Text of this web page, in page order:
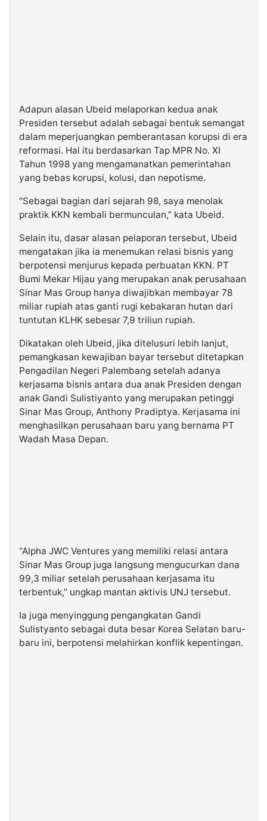
Adapun alasan Ubeid melaporkan kedua anak
Presiden tersebut adalah sebagai bentuk semangat
dalam meperjuangkan pemberantasan korupsi di era
reformasi. Hal itu berdasarkan Tap MPR No. XI
Tahun 1998 yang mengamanatkan pemerintahan
yang bebas korupsi, kolusi, dan nepotisme.
“Sebagai bagian dari sejarah 98, saya menolak
praktik KKN kembali bermunculan,” kata Ubeid.
Selain itu, dasar alasan pelaporan tersebut, Ubeid
mengatakan jika ia menemukan relasi bisnis yang
berpotensi menjurus kepada perbuatan KKN. PT
Bumi Mekar Hijau yang merupakan anak perusahaan
Sinar Mas Group hanya diwajibkan membayar 78
miliar rupiah atas ganti rugi kebakaran hutan dari
tuntutan KLHK sebesar 7,9 triliun rupiah.
Dikatakan oleh Ubeid, jika ditelusuri lebih lanjut,
pemangkasan kewajiban bayar tersebut ditetapkan
Pengadilan Negeri Palembang setelah adanya
kerjasama bisnis antara dua anak Presiden dengan
anak Gandi Sulistiyanto yang merupakan petinggi
Sinar Mas Group, Anthony Pradiptya. Kerjasama ini
menghasilkan perusahaan baru yang bernama PT
Wadah Masa Depan.
“Alpha JWC Ventures yang memiliki relasi antara
Sinar Mas Group juga langsung mengucurkan dana
99,3 miliar setelah perusahaan kerjasama itu
terbentuk,” ungkap mantan aktivis UNJ tersebut.
Ia juga menyinggung pengangkatan Gandi
Sulistyanto sebagai duta besar Korea Selatan baru-
baru ini, berpotensi melahirkan konflik kepentingan.